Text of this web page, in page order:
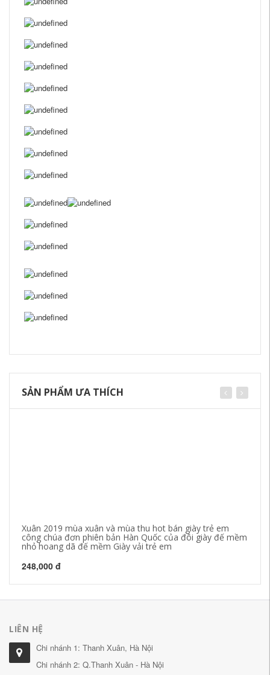
SẢN PHẨM ƯA THÍCH
Xuân 2019 mùa xuân và mùa thu hot bán giày trẻ em
công chúa đơn phiên bản Hàn Quốc của đôi giày đế mềm
nhỏ hoang dã đế mềm Giày vải trẻ em
248,000 đ
LIÊN HỆ
Chi nhánh 1: Thanh Xuân, Hà Nội
Chi nhánh 2: Q.Thanh Xuân - Hà Nội